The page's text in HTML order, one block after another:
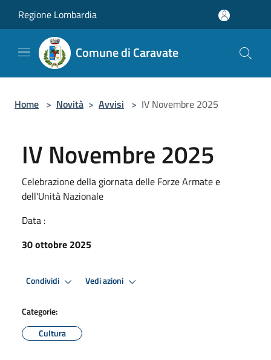
Regione Lombardia
Comune di Caravate
Home > Novità > Avvisi > IV Novembre 2025
IV Novembre 2025
Celebrazione della giornata delle Forze Armate e
dell'Unità Nazionale
Data :
30 ottobre 2025
Condividi Vedi azioni
Categorie:
Cultura